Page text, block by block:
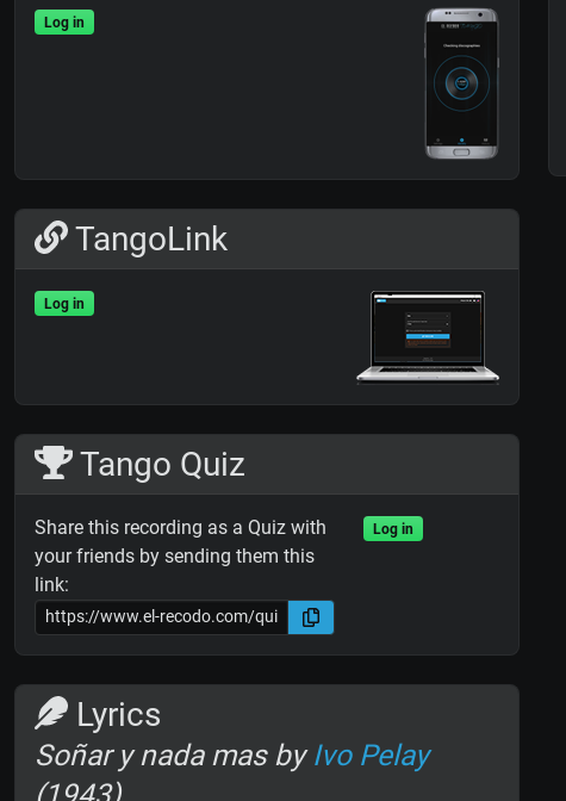
Log in
TangoLink
Log in
Tango Quiz
Share this recording as a Quiz with
your friends by sending them this
link:
Log in
Lyrics
Soñar y nada mas byIvo Pelay
(1943)